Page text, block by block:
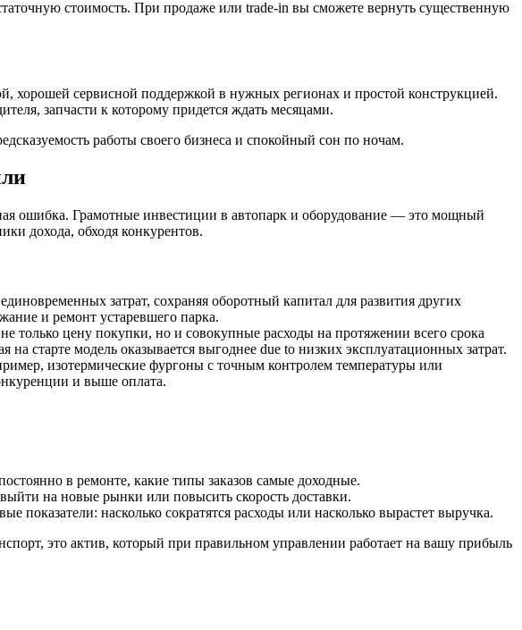
стоимость. При продаже или trade-in вы сможете вернуть существенную
сервисной поддержкой в нужных регионах и простой конструкцией.
запчасти к которому придется ждать месяцами.
работы своего бизнеса и спокойный сон по ночам.
ошибка. Грамотные инвестиции в автопарк и оборудование — это мощный
дохода, обходя конкурентов.
затрат, сохраняя оборотный капитал для развития других
и ремонт устаревшего парка.
только цену покупки, но и совокупные расходы на протяжении всего срока
старте модель оказывается выгоднее due to низких эксплуатационных затрат.
изотермические фургоны с точным контролем температуры или
и выше оплата.
в ремонте, какие типы заказов самые доходные.
на новые рынки или повысить скорость доставки.
показатели: насколько сократятся расходы или насколько вырастет выручка.
это актив, который при правильном управлении работает на вашу прибыль